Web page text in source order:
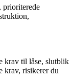
prioriterede
krav til låse, slutblik
krav, risikerer du